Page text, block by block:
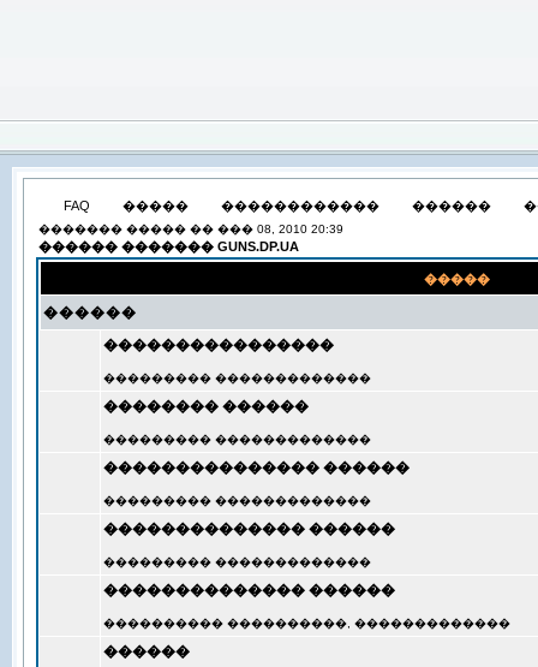
FAQ ����� ������������ ������
������� ����� �� ��� 08, 2010 20:39
������ ������� GUNS.DP.UA
�����
������
����������������
��������� �������������
�������� ������
��������� �������������
��������������� ������
��������� �������������
�������������� ������
��������� �������������
�������������� ������
���������� ����������, �������������
������